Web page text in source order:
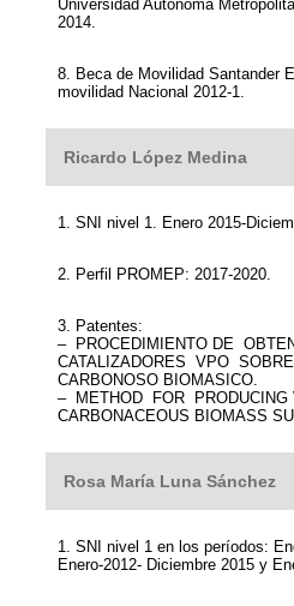
Universidad Autónoma
2014.
8. Beca de Movilidad Santander
movilidad Nacional 2012-1.
Ricardo López Medina
1. SNI nivel 1. Enero 2015-
2. Perfil PROMEP: 2017-2020.
3. Patentes:
– PROCEDIMIENTO DE
CATALIZADORES VPO
CARBONOSO BIOMASICO.
– METHOD FOR PRODUCING
CARBONACEOUS BIOMASS
Rosa María Luna Sánchez
1. SNI nivel 1 en los períodos:
Enero-2012- Diciembre 2015 y